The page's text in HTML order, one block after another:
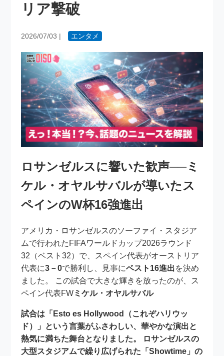
リア撃破
2026/07/03 | エンタメ
ロサンゼルスに響いた歓声──ミ
ケル・オヤルサバルが導いたス
ペインのW杯16強進出
アメリカ・ロサンゼルスのソーファイ・スタジア
ムで行われたFIFAワールドカップ2026ラウンド
32（ベスト32）で、スペイン代表がオーストリア
代表に3－0で勝利し、見事にベスト16進出を決め
ました。 この試合で大きな輝きを放ったのが、ス
ペイン代表FWミケル・オヤルサバル
試合は「 Esto es Hollywood（これぞハリウッ
ド）
」という言葉がふさわしい、華やかな演出と
熱気に満ちた舞台となりました。 ロサンゼルスの
大型スタジアムで繰り広げられた「Showtime 」の